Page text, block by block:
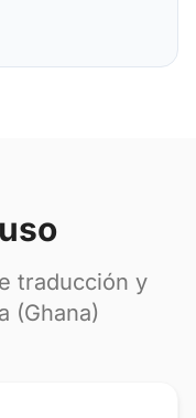
traducción y
(Ghana)